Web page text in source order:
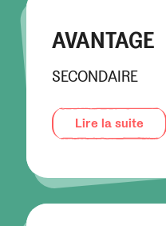
AVANTAGE
SECONDAIRE
Lire la suite